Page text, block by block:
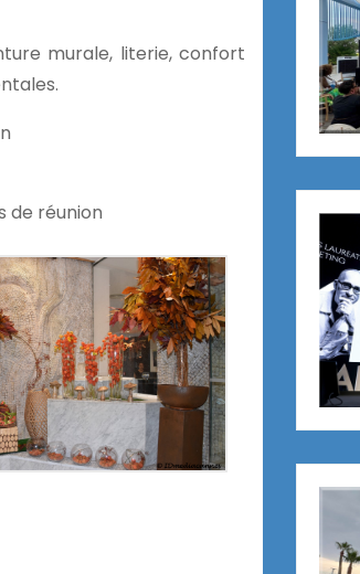
murale, literie, confort
de réunion